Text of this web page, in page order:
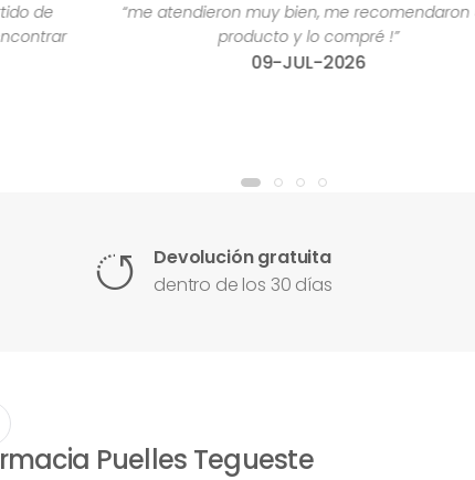
de
“me atendieron muy bien, me recomendaron un
producto y lo compré !”
09-JUL-2026
Devolución gratuita
dentro de los 30 días
Puelles Tegueste